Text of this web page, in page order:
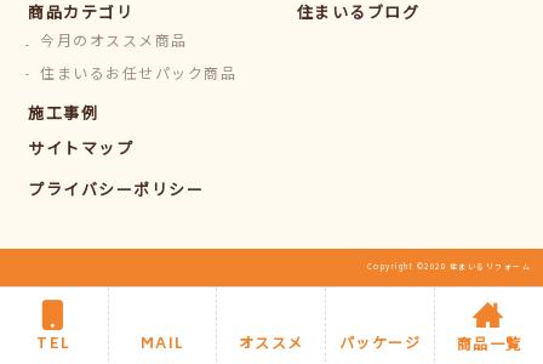
商品カテゴリ
今月のオススメ商品
住まいるお任せパック商品
施工事例
住まいるブログ
サイトマップ
プライバシーポリシー
Copyright ©2020 住まいるリフォーム
TEL MAIL オススメ パッケージ 商品一覧